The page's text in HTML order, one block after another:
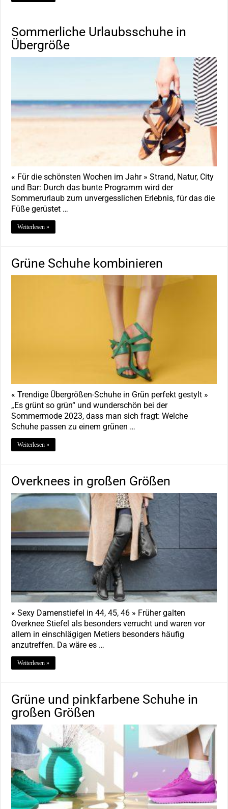
Sommerliche Urlaubsschuhe in
Übergröße
« Für die schönsten Wochen im Jahr » Strand, Natur, City
und Bar: Durch das bunte Programm wird der
Sommerurlaub zum unvergesslichen Erlebnis, für das die
Füße gerüstet …
Weiterlesen »
Grüne Schuhe kombinieren
« Trendige Übergrößen-Schuhe in Grün perfekt gestylt »
„Es grünt so grün“ und wunderschön bei der
Sommermode 2023, dass man sich fragt: Welche
Schuhe passen zu einem grünen …
Weiterlesen »
Overknees in großen Größen
« Sexy Damenstiefel in 44, 45, 46 » Früher galten
Overknee Stiefel als besonders verrucht und waren vor
allem in einschlägigen Metiers besonders häufig
anzutreffen. Da wäre es …
Weiterlesen »
Grüne und pinkfarbene Schuhe in
großen Größen